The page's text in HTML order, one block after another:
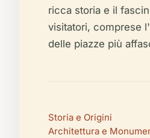
ricca storia e il
visitatori, comprese
delle piazze più
Storia e Origini
Architettura e